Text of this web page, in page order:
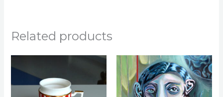
Related products